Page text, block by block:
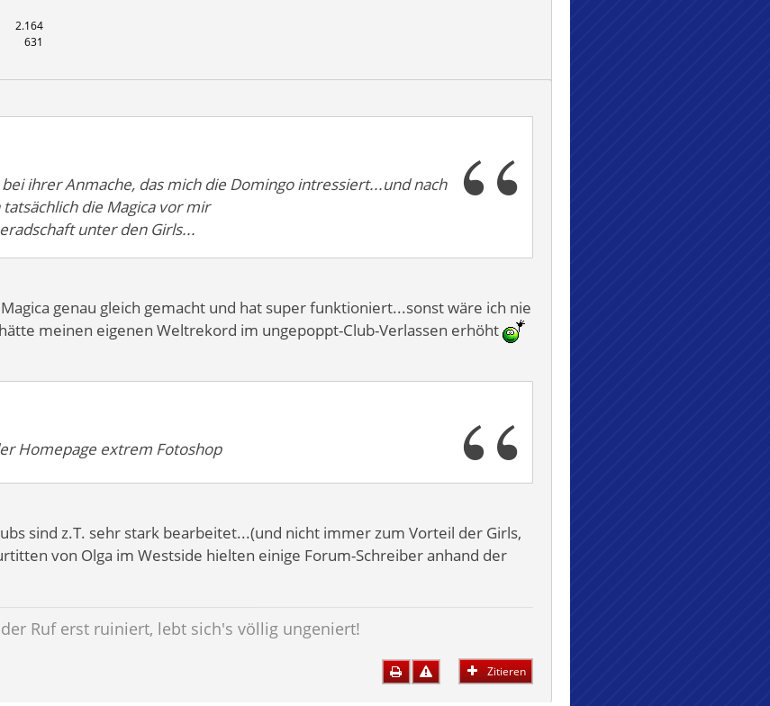
2.164
631
ihrer Anmache, das mich die Domingo intressiert...und nach
die Magica vor mir
unter den Girls...
genau gleich gemacht und hat super funktioniert...sonst wäre ich nie
meinen eigenen Weltrekord im ungepoppt-Club-Verlassen erhöht
Homepage extrem Fotoshop
sind z.T. sehr stark bearbeitet...(und nicht immer zum Vorteil der Girls,
von Olga im Westside hielten einige Forum-Schreiber anhand der
Ruf erst ruiniert, lebt sich's völlig ungeniert!
Zitieren